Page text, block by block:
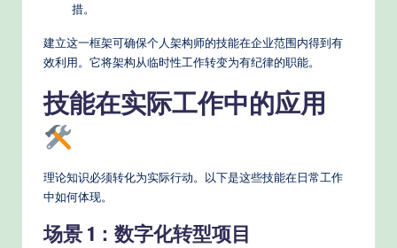
措。
建立这一框架可确保个人架构师的技能在企业范围内得到有
效利用。它将架构从临时性工作转变为有纪律的职能。
技能在实际工作中的应用
理论知识必须转化为实际行动。以下是这些技能在日常工作
中如何体现。
场景 1：数字化转型项目